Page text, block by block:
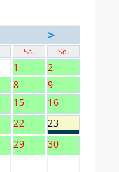
>
Sa. So.
1
2
8
9
15
16
22
23
29
30